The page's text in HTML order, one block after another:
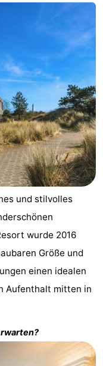
und stilvolles
wurde 2016
Größe und
einen idealen
Aufenthalt mitten in